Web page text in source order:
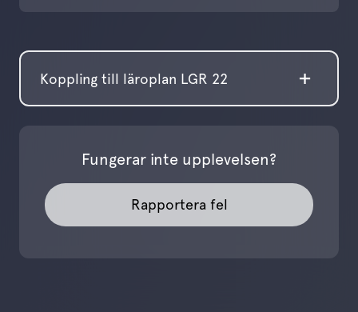
Koppling till läroplan LGR 22
Fungerar inte upplevelsen?
Rapportera fel